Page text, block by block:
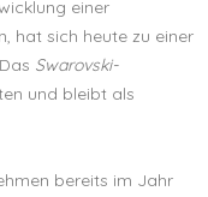
einer
hat sich heute zu einer
Swarovski-
und bleibt als
bereits im Jahr